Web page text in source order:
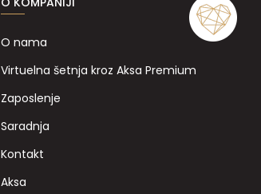
O nama
Virtuelna šetnja kroz Aksa Premium
Zaposlenje
Saradnja
Kontakt
Aksa